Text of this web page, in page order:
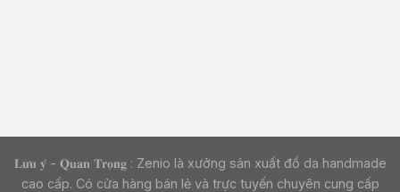
𝐋𝐮̛𝐮 𝐲́ - 𝐐𝐮𝐚𝐧 𝐓𝐫𝐨̣𝐧𝐠 : Zenio là xưởng sản xuất đồ da handmade
cao cấp. Có cửa hàng bán lẻ và trực tuyến chuyên cung cấp